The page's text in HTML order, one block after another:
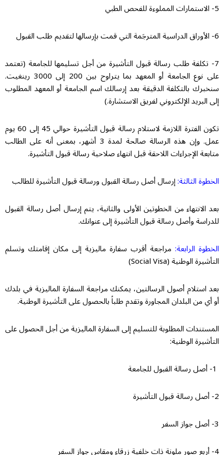
5- الاستمارات المملوءة للفحص الطبي
6- الأوراق الدراسية المترجَمة التي قمت بإرسالها لتقديم طلب القبول
7- تكلفة طلب رسالة قبول التأشيرة من أجل تسليمها للجامعة (تعتمد
على نوع الجامعة أو المعهد بما يتراوح بين 200 إلى 3000 رينغيت.
سنخبرك بالتكلفة الدقيقة بعد إرسالك اسم الجامعة أو المعهد المطلوب
إلى البريد الإلكتروني لفريق الاستشارة.)
تكون الفترة اللازمة لاستلام رسالة قبول التأشيرة حوالي 45 إلى 60 يوم
عمل. وإن هذه الرسالة صالحة لمدة 3 أشهر، بمعنى أنه على الطالب
متابعة الإجراءات اللاحقة قبل انتهاء صلاحية رسالة قبول التأشيرة.
الخطوة الثالثة:إرسال أصل رسالة القبول ورسالة قبول التأشيرة للطالب
بعد الانتهاء من الخطوتين الأولى والثانية، يتم إرسال أصل رسالة القبول
للدراسة وأصل رسالة قبول التأشيرة إلى عنوانك.
الخطوة الرابعة: مراجعة أقرب سفارة ماليزية إلى مكان إقامتك وتسلم
التأشيرة الوطنية (Social Visa)
بعد استلام أصول الرسالتين، يمكنك مراجعة السفارة الماليزية في بلدك
أو أي من البلدان المجاورة وتقدم طلباً بالحصول على التأشيرة الوطنية.
المستندات المطلوبة للتسليم إلى السفارة الماليزية من أجل الحصول على
التأشيرة الوطنية:
1- أصل رسالة القبول للجامعة
2- أصل رسالة قبول التأشيرة
3- أصل جواز السفر
4- أربع صور ملونة ذات خلفية زرقاء ومقاس جواز السفر